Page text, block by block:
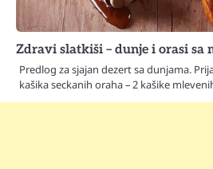
Zdravi slatkiši – dunje i orasi sa
Predlog za sjajan dezert sa dunjama.
kašika seckanih oraha – 2 kašike